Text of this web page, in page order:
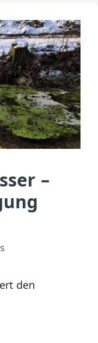
–
den